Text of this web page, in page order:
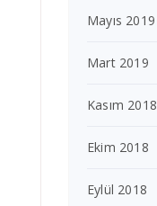
Mayıs 2019
Mart 2019
Kasım 2018
Ekim 2018
Eylül 2018